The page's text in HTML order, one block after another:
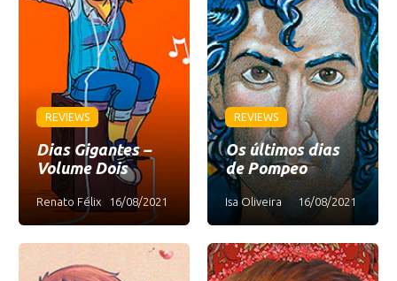
REVIEWS
Dias Gigantes –
Volume Dois
Renato Félix 16/08/2021
REVIEWS
Os últimos dias
de Pompeo
Isa Oliveira 16/08/2021